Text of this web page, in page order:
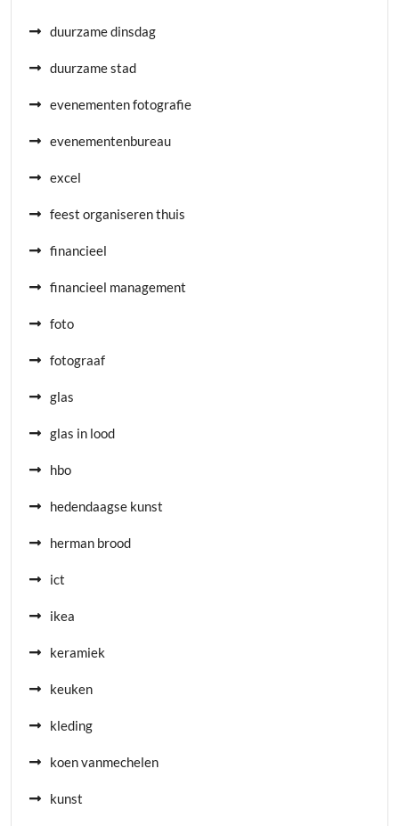
duurzame dinsdag
duurzame stad
evenementen fotografie
evenementenbureau
excel
feest organiseren thuis
financieel
financieel management
foto
fotograaf
glas
glas in lood
hbo
hedendaagse kunst
herman brood
ict
ikea
keramiek
keuken
kleding
koen vanmechelen
kunst